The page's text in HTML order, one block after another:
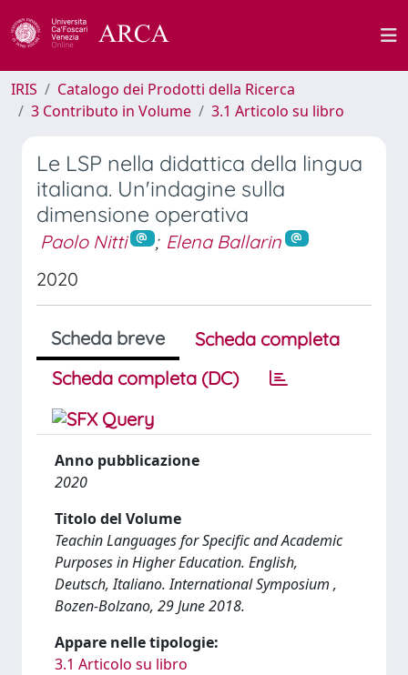
IRIS
Catalogo dei Prodotti della Ricerca
3 Contributo in Volume
3.1 Articolo su libro
Le LSP nella didattica della lingua
italiana. Un'indagine sulla
dimensione operativa
Paolo Nitti ; Elena Ballarin
2020
Scheda breve
Scheda completa
Scheda completa (DC)
Anno pubblicazione
2020
Titolo del Volume
Teachin Languages for Specific and Academic
Purposes in Higher Education. English,
Deutsch, Italiano. International Symposium ,
Bozen-Bolzano, 29 June 2018.
Appare nelle tipologie:
3.1 Articolo su libro